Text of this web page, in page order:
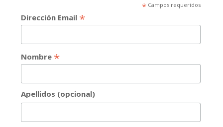
*Campos requeridos
Dirección Email *
Nombre *
Apellidos (opcional)